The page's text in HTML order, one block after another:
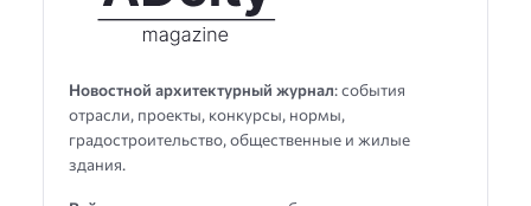
Новостной архитектурный журнал: события
отрасли, проекты, конкурсы, нормы,
градостроительство, общественные и жилые
здания.